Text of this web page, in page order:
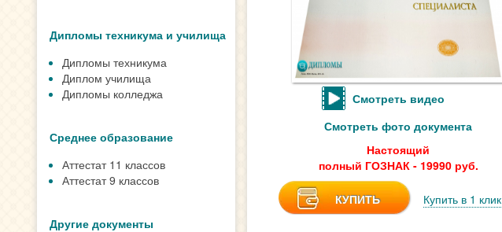
Дипломы техникума и училища
Дипломы техникума
Диплом училища
Дипломы колледжа
Среднее образование
Аттестат 11 классов
Аттестат 9 классов
Другие документы
Смотреть видео
Смотреть фото документа
Настоящий
полный ГОЗНАК - 19990 руб.
КУПИТЬ Купить в 1 клик